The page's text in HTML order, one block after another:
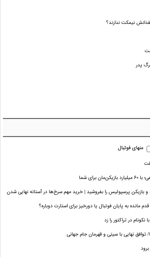
نیمکت ندارند؟
پدر
منهای فوتبال
شما
و بازیکن پرسپولیس را بفروشید | خرید مهم سرخ‌ها در آستانه نهایی شدن
مانده به پایان فوتبال یا دورخیز برای استارت دوباره؟
در تراکتور را زد
نهایی با سیتی و قهرمان جام جهانی